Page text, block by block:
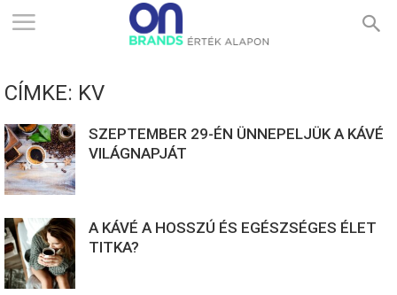
ONBRANDS
ÉRTÉK
ALAPON
CÍMKE: KV
SZEPTEMBER 29-ÉN ÜNNEPELJÜK A KÁVÉ
VILÁGNAPJÁT
A KÁVÉ A HOSSZÚ ÉS EGÉSZSÉGES ÉLET
TITKA?